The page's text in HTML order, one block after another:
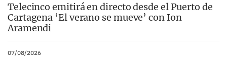
Telecinco emitirá en directo desde el Puerto de
Cartagena ‘El verano se mueve’ con Ion
Aramendi
07/08/2026